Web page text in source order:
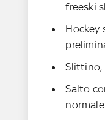
freeski
Hockey
Slittino,
Salto